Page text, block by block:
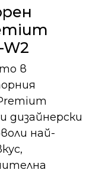
W2
в
дизайнерски
най-